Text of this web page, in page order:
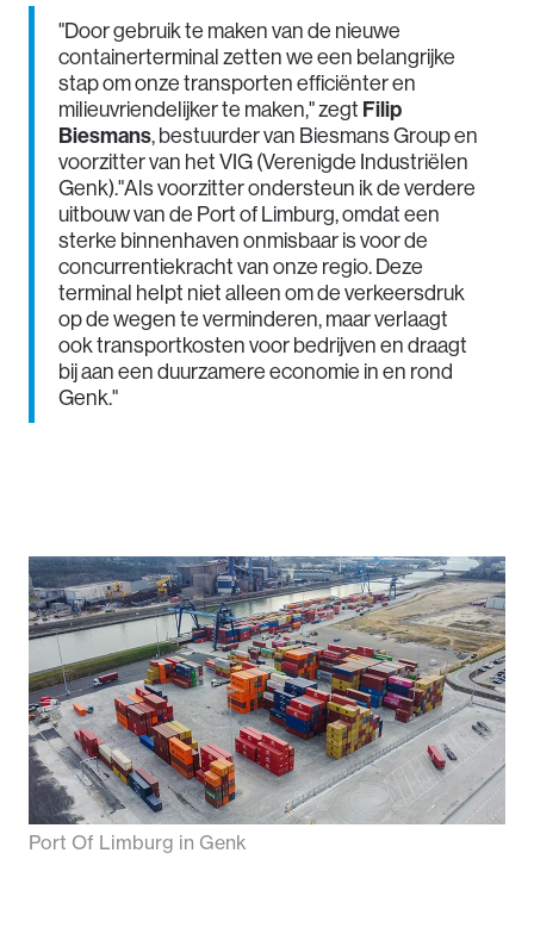
"Door gebruik te maken van de nieuwe
containerterminal zetten we een belangrijke
stap om onze transporten efficiënter en
milieuvriendelijker te maken," zegt Filip
Biesmans, bestuurder van Biesmans Group en
voorzitter van het VIG (Verenigde Industriëlen
Genk)."Als voorzitter ondersteun ik de verdere
uitbouw van de Port of Limburg, omdat een
sterke binnenhaven onmisbaar is voor de
concurrentiekracht van onze regio. Deze
terminal helpt niet alleen om de verkeersdruk
op de wegen te verminderen, maar verlaagt
ook transportkosten voor bedrijven en draagt
bij aan een duurzamere economie in en rond
Genk."
Port Of Limburg in Genk